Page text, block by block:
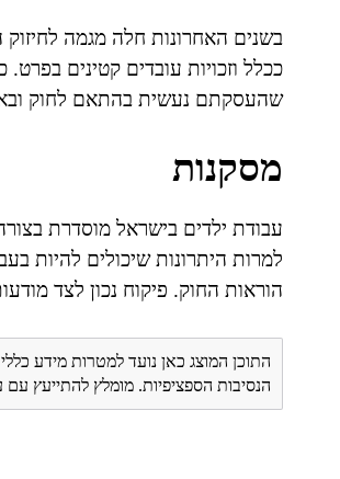
בשנים האחרונות חלה מגמה לחיזוק
ככלל וזכויות עובדים קטינים
שהעסקתם נעשית בהתאם לחוק
מסקנות
עבודת ילדים בישראל מוסדרת
למרות היתרונות שיכולים להיות
הוראות החוק. פיקוח נכון לצד
התוכן המוצג כאן נועד למטרות מידע
הנסיבות הספציפיות. מומלץ להתייעץ